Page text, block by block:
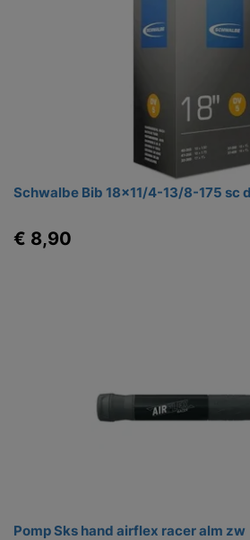
Schwalbe Bib 18x11/4-13/8-175 sc
€ 8,90
Pomp Sks hand airflex racer alm zw